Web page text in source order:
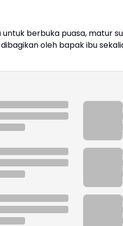
untuk berbuka puasa, matur
oleh bapak ibu